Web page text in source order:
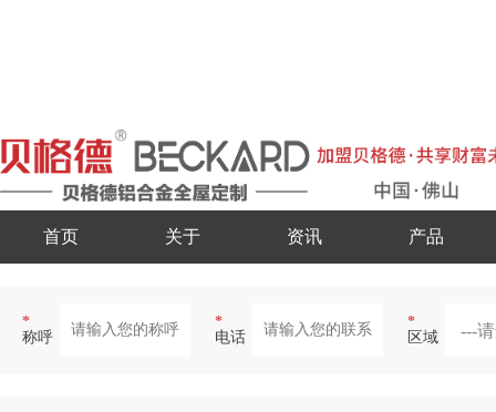
首页 关于 资讯 产品
*
称呼
*
电话
*
区域